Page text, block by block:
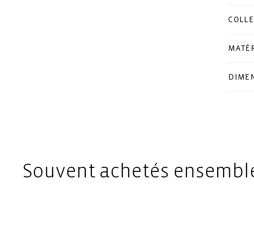
Souvent achetés